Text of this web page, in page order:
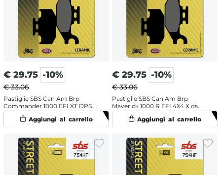
€ 29.75 -10%
€ 33.06
Pastiglie SBS Can Am Brp
Commander 1000 EFI XT DPS
(2016-2017) posteriori ceramiche
€ 29.75 -10%
€ 33.06
Pastiglie SBS Can Am Brp
Maverick 1000 R EFI 4X4 X ds
DPS (2015-2016) posteriori
ceramiche